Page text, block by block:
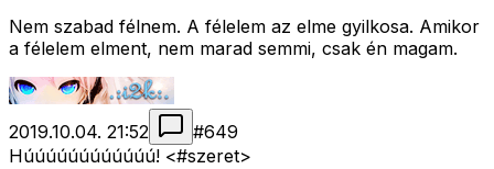
Nem szabad félnem. A félelem az elme gyilkosa. Amikor
a félelem elment, nem marad semmi, csak én magam.
2019.10.04. 21:52 #649
Húúúúúúúúúúúú! <#szeret>